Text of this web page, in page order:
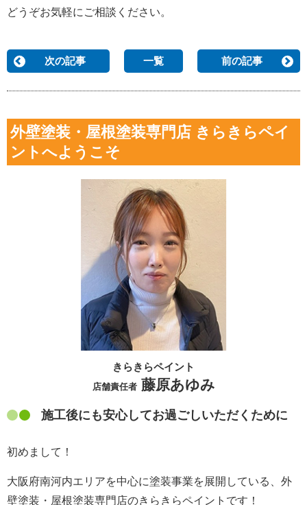
どうぞお気軽にご相談ください。
次の記事 一覧 前の記事
外壁塗装・屋根塗装専門店 きらきらペイ
ントへようこそ
きらきらペイント
店舗責任者藤原あゆみ
施工後にも安心してお過ごしいただくために
初めまして！
大阪府南河内エリアを中心に塗装事業を展開している、外
壁塗装・屋根塗装専門店のきらきらペイントです！